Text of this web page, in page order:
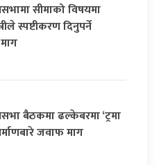
सीमाको विषयमा
स्पष्टीकरण दिनुपर्ने
बैठकमा ढल्केबरमा ‘ट्रमा
जवाफ माग